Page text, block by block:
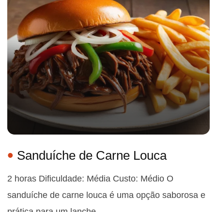
Sanduíche de Carne Louca
2 horas Dificuldade: Média Custo: Médio O
sanduíche de carne louca é uma opção saborosa e